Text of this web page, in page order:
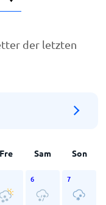
der letzten
Fre Sam Son
6 7